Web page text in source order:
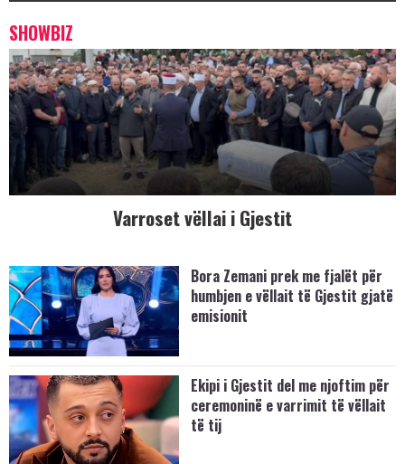
SHOWBIZ
Varroset vëllai i Gjestit
Bora Zemani prek me fjalët për
humbjen e vëllait të Gjestit gjatë
emisionit
Ekipi i Gjestit del me njoftim për
ceremoninë e varrimit të vëllait
të tij